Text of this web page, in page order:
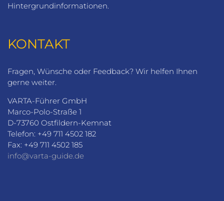
Hintergrundinformationen.
KONTAKT
Fragen, Wünsche oder Feedback? Wir helfen Ihnen
gerne weiter.
VARTA-Führer GmbH
Marco-Polo-Straße 1
D-73760 Ostfildern-Kemnat
Telefon: +49 711 4502 182
Fax: +49 711 4502 185
info@varta-guide.de